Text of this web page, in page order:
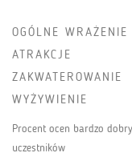
OGÓLNE WRAŻENIE
ATRAKCJE
ZAKWATEROWANIE
WYŻYWIENIE
Procent ocen bardzo
uczestników